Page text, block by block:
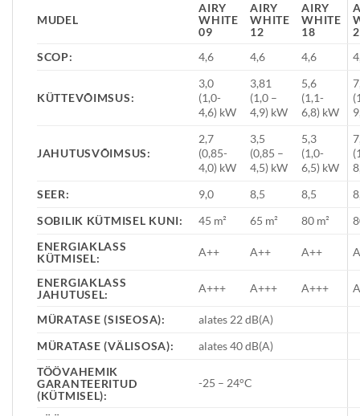
MUDEL
AIRY
WHITE
09
AIRY
WHITE
12
AIRY
WHITE
18
SCOP:
4,6 4,6 4,6
KÜTTEVÕIMSUS:
3,0
(1,0-
4,6) kW
3,81
(1,0 –
4,9) kW
5,6
(1,1-
6,8) kW
JAHUTUSVÕIMSUS:
2,7
(0,85-
4,0) kW
3,5
(0,85 –
4,5) kW
5,3
(1,0-
6,5) kW
SEER:
9,0 8,5 8,5
SOBILIK KÜTMISEL KUNI:
45 m² 65 m² 80 m²
ENERGIAKLASS
KÜTMISEL:
A++ A++ A++
ENERGIAKLASS
JAHUTUSEL:
A+++ A+++ A+++
MÜRATASE (SISEOSA):
alates 22 dB(A)
MÜRATASE (VÄLISOSA):
alates 40 dB(A)
TÖÖVAHEMIK
GARANTEERITUD
(KÜTMISEL):
-25 – 24°C